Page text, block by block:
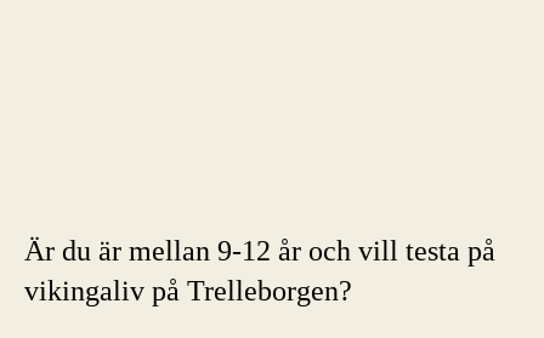
Är du är mellan 9-12 år och vill testa på
vikingaliv på Trelleborgen?